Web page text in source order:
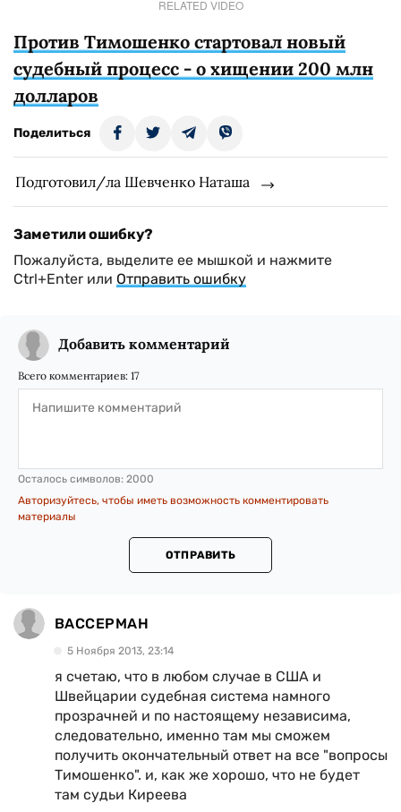
RELATED VIDEO
Против Тимошенко стартовал новый
судебный процесс - о хищении 200 млн
долларов
Поделиться
Подготовил/ла Шевченко Наташа
Заметили ошибку?
Пожалуйста, выделите ее мышкой и нажмите
Ctrl+Enter или Отправить ошибку
Добавить комментарий
Всего комментариев: 17
Осталось символов: 2000
Авторизуйтесь, чтобы иметь возможность комментировать
материалы
ОТПРАВИТЬ
ВАССЕРМАН
5 Ноября 2013, 23:14
я счетаю, что в любом случае в США и
Швейцарии судебная система намного
прозрачней и по настоящему независима,
следовательно, именно там мы сможем
получить окончательный ответ на все "вопросы
Тимошенко". и, как же хорошо, что не будет
там судьи Киреева